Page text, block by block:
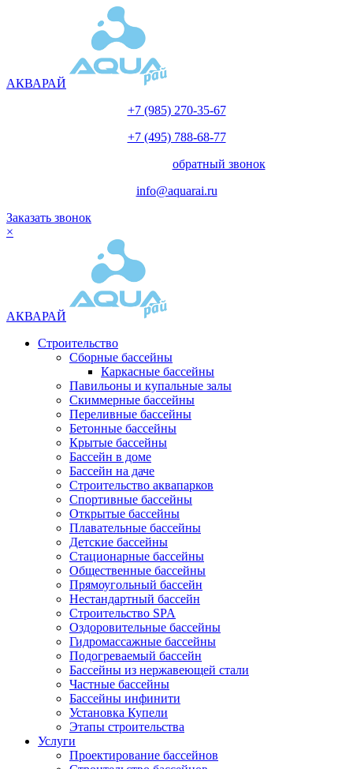
АКВАРАЙ
+7 (985) 270-35-67
+7 (495) 788-68-77
обратный звонок
info@aquarai.ru
Заказать звонок
×
АКВАРАЙ
Строительство
Сборные бассейны
Каркасные бассейны
Павильоны и купальные залы
Скиммерные бассейны
Переливные бассейны
Бетонные бассейны
Крытые бассейны
Бассейн в доме
Бассейн на даче
Строительство аквапарков
Спортивные бассейны
Открытые бассейны
Плавательные бассейны
Детские бассейны
Стационарные бассейны
Общественные бассейны
Прямоугольный бассейн
Нестандартный бассейн
Строительство SPA
Оздоровительные бассейны
Гидромассажные бассейны
Подогреваемый бассейн
Бассейны из нержавеющей стали
Частные бассейны
Бассейны инфинити
Установка Купели
Этапы строительства
Услуги
Проектирование бассейнов